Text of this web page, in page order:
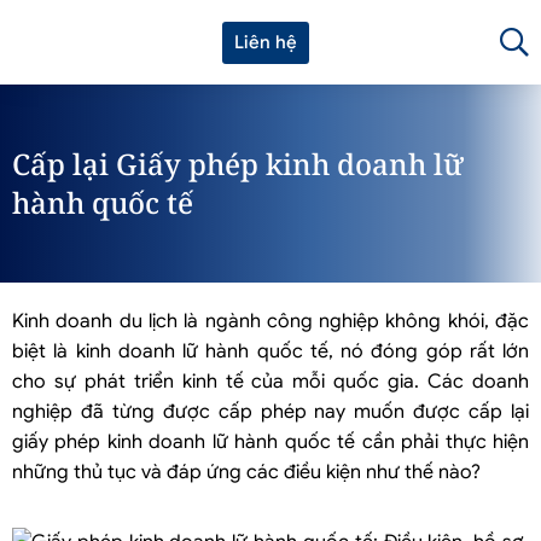
Liên hệ
Cấp lại Giấy phép kinh doanh lữ
hành quốc tế
Kinh doanh du lịch là ngành công nghiệp không khói, đặc
biệt là kinh doanh lữ hành quốc tế, nó đóng góp rất lớn
cho sự phát triển kinh tế của mỗi quốc gia. Các doanh
nghiệp đã từng được cấp phép nay muốn được cấp lại
giấy phép kinh doanh lữ hành quốc tế cần phải thực hiện
những thủ tục và đáp ứng các điều kiện như thế nào?